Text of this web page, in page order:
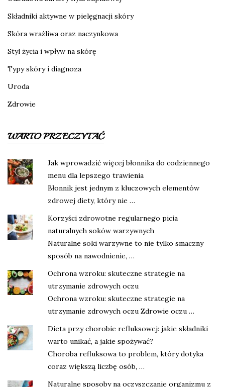
Składniki aktywne w pielęgnacji skóry
Skóra wrażliwa oraz naczynkowa
Styl życia i wpływ na skórę
Typy skóry i diagnoza
Uroda
Zdrowie
WARTO PRZECZYTAĆ
Jak wprowadzić więcej błonnika do codziennego
menu dla lepszego trawienia
Błonnik jest jednym z kluczowych elementów
zdrowej diety, który nie …
Korzyści zdrowotne regularnego picia
naturalnych soków warzywnych
Naturalne soki warzywne to nie tylko smaczny
sposób na nawodnienie, …
Ochrona wzroku: skuteczne strategie na
utrzymanie zdrowych oczu
Ochrona wzroku: skuteczne strategie na
utrzymanie zdrowych oczu Zdrowie oczu …
Dieta przy chorobie refluksowej: jakie składniki
warto unikać, a jakie spożywać?
Choroba refluksowa to problem, który dotyka
coraz większą liczbę osób, …
Naturalne sposoby na oczyszczanie organizmu z